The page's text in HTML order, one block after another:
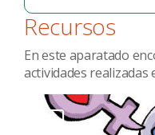
Recursos
En este aparatado
actividades realizadas